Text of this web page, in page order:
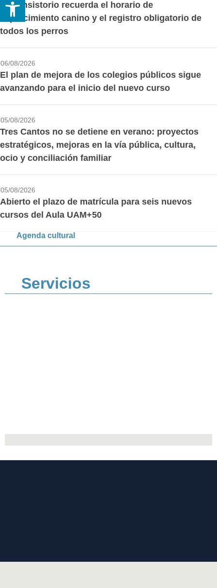
El Consistorio recuerda el horario de
esparcimiento canino y el registro obligatorio de
todos los perros
06/08/2026
El plan de mejora de los colegios públicos sigue
avanzando para el inicio del nuevo curso
05/08/2026
Tres Cantos no se detiene en verano: proyectos
estratégicos, mejoras en la vía pública, cultura,
ocio y conciliación familiar
05/08/2026
Abierto el plazo de matrícula para seis nuevos
cursos del Aula UAM+50
Agenda cultural
Servicios